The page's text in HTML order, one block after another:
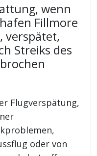
wenn
Fillmore
verspätet,
Streiks des
Flugverspätung,
oder von